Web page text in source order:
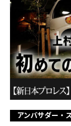
アンバサダー・